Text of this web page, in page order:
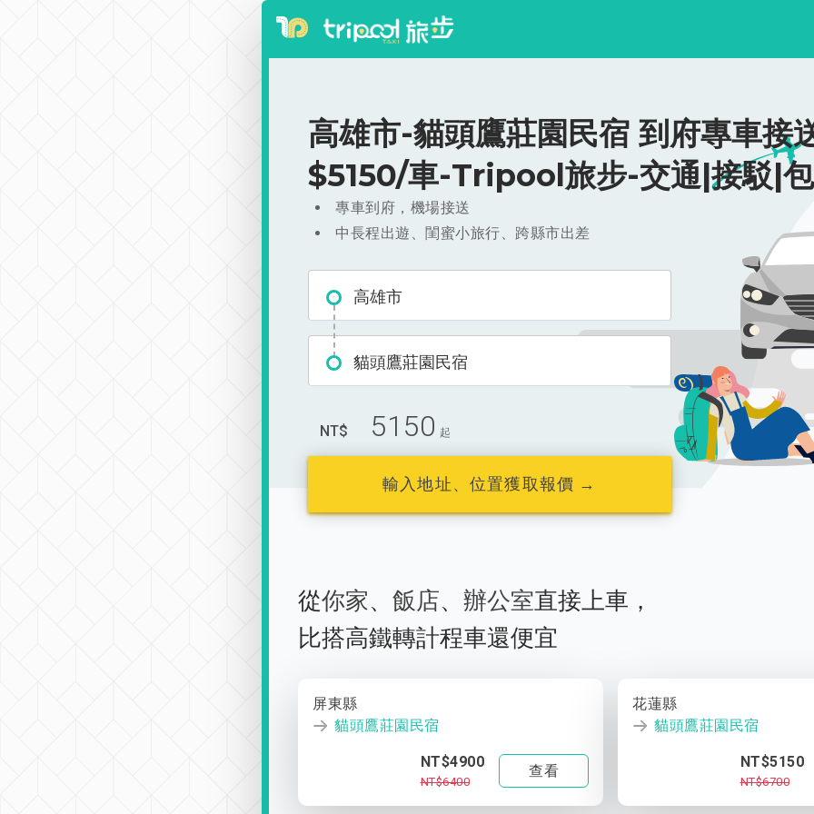
高雄市-貓頭鷹莊園民宿 到府專車接
$5150/車-Tripool旅步-交通|接駁|
專車到府，機場接送
中長程出遊、閨蜜小旅行、跨縣市出差
高雄市
貓頭鷹莊園民宿
NT$ 5150 起
輸入地址、位置獲取報價 →
從你家、 飯店、 辦公室直接上車，
比搭高鐵轉計程車還便宜
屏東縣
貓頭鷹莊園民宿
NT$4900
NT$6400
查看
花蓮縣
貓頭鷹莊園民宿
NT$5150
NT$6700